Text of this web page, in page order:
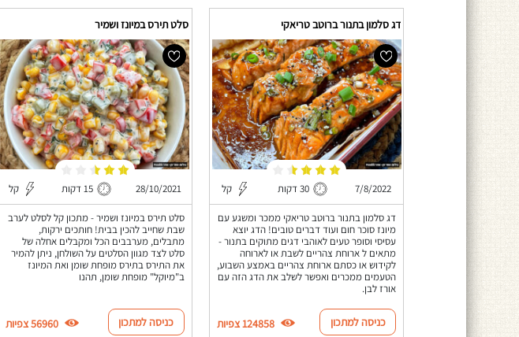
דג סלמון בתנור ברוטב טריאקי
7/8/2022 30 דקות קל
דג סלמון בתנור ברוטב טריאקי ממכר ומשגע עם
מיונז סוכר חום ועוד דברים טובים! הדג יוצא
עסיסי וסופר טעים לאוהבי דגים מתוקים בתנור -
מתאים ל ארוחת צהריים לשבת או לארוחה
לקידוש או כסתם ארוחת צהריים באמצע השבוע,
הטעמים ממכרים ואפשר לשלב את הדג הזה עם
אורז לבן.
כניסה למתכון 124858 צפיות
סלט תירס במיונז ושמיר
28/10/2021 15 דקות קל
סלט תירס במיונז ושמיר - מתכון קל לסלט לערב
שבת שחייב להכין בבית! חותכים ירקות,
מתבלים, מערבבים הכל ומקבלים אחלה של
סלט לצד מגוון הסלטים על השולחן, ניתן להמיר
את התירס בתירס מופחת שומן ואת המיונז
ב"מיוקל" מופחת שומן, תהנו
כניסה למתכון 56960 צפיות